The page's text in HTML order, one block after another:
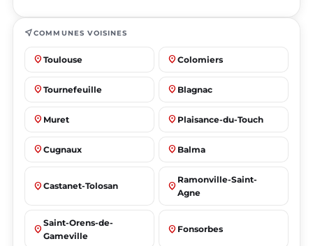
near_meCOMMUNES VOISINES
place Toulouse place Colomiers
place Tournefeuille place Blagnac
place Muret place Plaisance-du-Touch
place Cugnaux place Balma
place Castanet-Tolosan place
Ramonville-Saint-
Agne
place
Saint-Orens-de-
Gameville
place Fonsorbes